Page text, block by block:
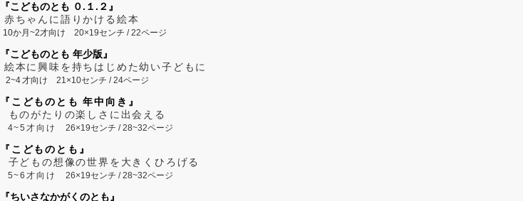
『こどものとも ０.１.２』
赤ちゃんに語りかける絵本
10か月~2才向け 20×19センチ / 22ページ
『こどものとも 年少版』
絵本に興味を持ちはじめた幼い子どもに
2~4才向け 21×10センチ / 24ページ
『こどものとも 年中向き』
ものがたりの楽しさに出会える
4~5才向け26×19センチ / 28~32ページ
『こどものとも』
子どもの想像の世界を大きくひろげる
5~6才向け26×19センチ / 28~32ページ
『ちいさなかがくのとも』